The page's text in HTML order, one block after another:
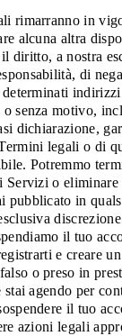
rimarranno in
alcuna altra
diritto, a nostra
di
indirizzi
senza motivo,
dichiarazione,
legali o di
Potremmo
Servizi o
pubblicato in
il tuo
e creare
o preso in
stai agendo per
il tuo
azioni legali